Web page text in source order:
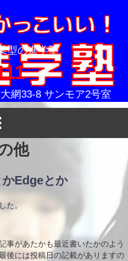
型の進学塾
網33-8 サンモア2号室
他
Edgeとか
た。
事があたかも最近書いたかのよう
後には投稿日の記載がありますの